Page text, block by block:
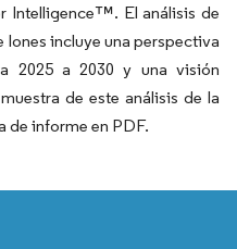
Intelligence™. El análisis de
Iones incluye una perspectiva
2025 a 2030 y una visión
de este análisis de la
de informe en PDF.